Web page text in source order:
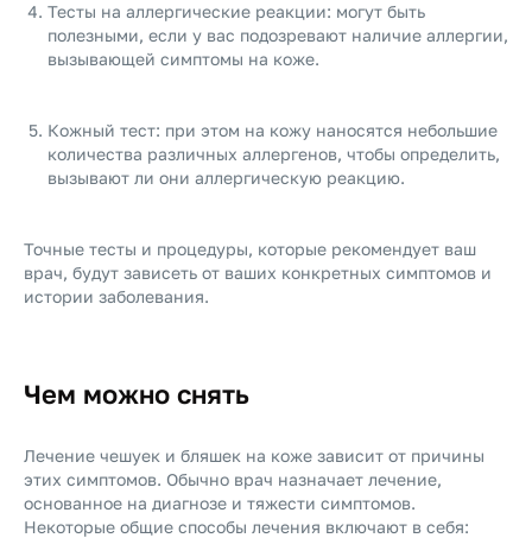
Тесты на аллергические реакции: могут быть
полезными, если у вас подозревают наличие аллергии,
вызывающей симптомы на коже.
Кожный тест: при этом на кожу наносятся небольшие
количества различных аллергенов, чтобы определить,
вызывают ли они аллергическую реакцию.
Точные тесты и процедуры, которые рекомендует ваш
врач, будут зависеть от ваших конкретных симптомов и
истории заболевания.
Чем можно снять
Лечение чешуек и бляшек на коже зависит от причины
этих симптомов. Обычно врач назначает лечение,
основанное на диагнозе и тяжести симптомов.
Некоторые общие способы лечения включают в себя: